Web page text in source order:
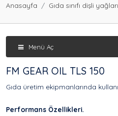
Anasayfa Gıda sınıfı dişli yağları
Menü Aç
FM GEAR OIL TLS 150
Gıda üretim ekipmanlarında
Performans Özellikleri.